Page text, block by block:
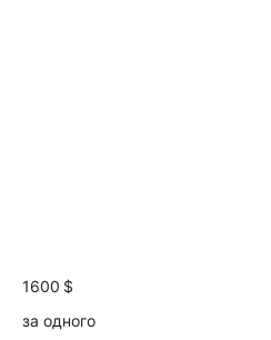
1600 $
за одного